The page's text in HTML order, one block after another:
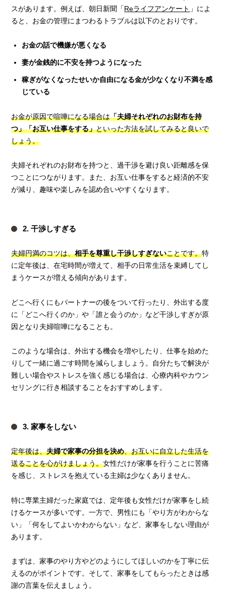
スがあります。例えば、朝日新聞「Reライフアンケート 」によ
ると、お金の管理にまつわるトラブルは以下のとおりです。
お金の話で機嫌が悪くなる
妻が金銭的に不安を持つようになった
稼ぎがなくなったせいか自由になる金が少なくなり不満を感
じている
お金が原因で喧嘩になる場合は「夫婦それぞれのお財布を持
つ」「お互い仕事をする」といった方法を試してみると良いで
しょう。
夫婦それぞれのお財布を持つと、過干渉を避け良い距離感を保
つことにつながります。また、お互い仕事をすると経済的不安
が減り、趣味や楽しみを認め合いやすくなります。
2. 干渉しすぎる
夫婦円満のコツは、相手を尊重し干渉しすぎないことです。特
に定年後は、在宅時間が増えて、相手の日常生活を束縛してし
まうケースが増える傾向があります。
どこへ行くにもパートナーの後をついて行ったり、外出する度
に「どこへ行くのか」や「誰と会うのか」など干渉しすぎが原
因となり夫婦喧嘩になることも。
このような場合は、外出する機会を増やしたり、仕事を始めた
りして一緒に過ごす時間を減らしましょう。自分たちで解決が
難しい場合やストレスを強く感じる場合は、心療内科やカウン
セリングに行き相談することをおすすめします。
3. 家事をしない
定年後は、夫婦で家事の分担を決め、お互いに自立した生活を
送ることを心がけましょう。女性だけが家事を行うことに苦痛
を感じ、ストレスを抱えている主婦は少なくありません。
特に専業主婦だった家庭では、定年後も女性だけが家事をし続
けるケースが多いです。一方で、男性にも「やり方がわからな
い」「何をしてよいかわからない」など、家事をしない理由が
あります。
まずは、家事のやり方やどのようにしてほしいのかを丁寧に伝
えるのがポイントです。そして、家事をしてもらったときは感
謝の言葉を伝えましょう。